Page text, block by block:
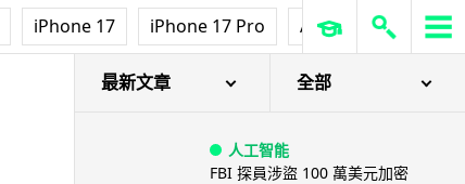
iPhone 17 iPhone 17 Pro AirPods Pro 3
最新文章 全部
人工智能
FBI 探員涉盜 100 萬美元加密